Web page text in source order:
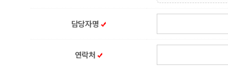
담당자명
연락처